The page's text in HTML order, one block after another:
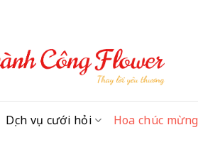
Dịch vụ cưới hỏi Hoa chúc mừng